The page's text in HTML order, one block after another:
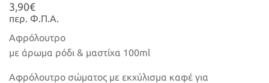
3,90€
περ. Φ.Π.Α.
Αφρόλουτρο
με άρωμα ρόδι & μαστίχα 100ml
Αφρόλουτρο σώματος με εκχύλισμα καφέ για